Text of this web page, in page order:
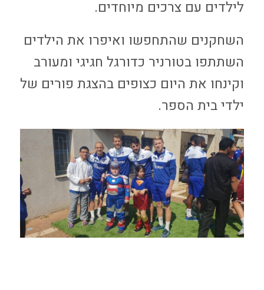
לילדים עם צרכים מיוחדים.
השחקנים שהתחפשו ואיפרו את הילדים
השתתפו בטורניר כדורגל חגיגי ומעורב
וקינחו את היום כצופים בהצגת פורים של
ילדי בית הספר.